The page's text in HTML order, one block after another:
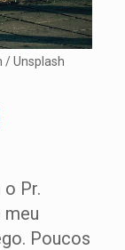
/ Unsplash
o Pr.
Poucos